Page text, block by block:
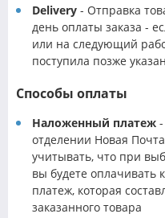
Delivery - Отправка
день оплаты заказа -
или на следующий
поступила позже
Способы оплаты
Наложенный платеж
отделении Новая
учитывать, что при
вы будете
платеж, которая
заказанного товара